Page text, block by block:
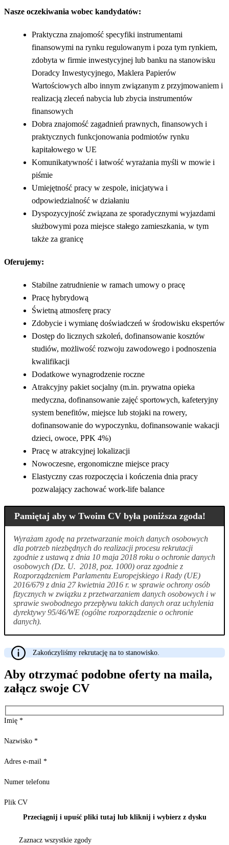
Nasze oczekiwania wobec kandydatów:
Praktyczna znajomość specyfiki instrumentami
finansowymi na rynku regulowanym i poza tym rynkiem,
zdobyta w firmie inwestycyjnej lub banku na stanowisku
Doradcy Inwestycyjnego, Maklera Papierów
Wartościowych albo innym związanym z przyjmowaniem i
realizacją zleceń nabycia lub zbycia instrumentów
finansowych
Dobra znajomość zagadnień prawnych, finansowych i
praktycznych funkcjonowania podmiotów rynku
kapitałowego w UE
Komunikatywność i łatwość wyrażania myśli w mowie i
piśmie
Umiejętność pracy w zespole, inicjatywa i
odpowiedzialność w działaniu
Dyspozycyjność związana ze sporadycznymi wyjazdami
służbowymi poza miejsce stałego zamieszkania, w tym
także za granicę
Oferujemy:
Stabilne zatrudnienie w ramach umowy o pracę
Pracę hybrydową
Świetną atmosferę pracy
Zdobycie i wymianę doświadczeń w środowisku ekspertów
Dostęp do licznych szkoleń, dofinansowanie kosztów
studiów, możliwość rozwoju zawodowego i podnoszenia
kwalifikacji
Dodatkowe wynagrodzenie roczne
Atrakcyjny pakiet socjalny (m.in. prywatna opieka
medyczna, dofinansowanie zajęć sportowych, kafeteryjny
system benefitów, miejsce lub stojaki na rowery,
dofinansowanie do wypoczynku, dofinansowanie wakacji
dzieci, owoce, PPK 4%)
Pracę w atrakcyjnej lokalizacji
Nowoczesne, ergonomiczne miejsce pracy
Elastyczny czas rozpoczęcia i kończenia dnia pracy
pozwalający zachować work-life balance
Pamiętaj aby w Twoim CV była poniższa zgoda!
Wyrażam zgodę na przetwarzanie moich danych osobowych
dla potrzeb niezbędnych do realizacji procesu rekrutacji
zgodnie z ustawą z dnia 10 maja 2018 roku o ochronie danych
osobowych (Dz. U. 2018, poz. 1000) oraz zgodnie z
Rozporządzeniem Parlamentu Europejskiego i Rady (UE)
2016/679 z dnia 27 kwietnia 2016 r. w sprawie ochrony osób
fizycznych w związku z przetwarzaniem danych osobowych i w
sprawie swobodnego przepływu takich danych oraz uchylenia
dyrektywy 95/46/WE (ogólne rozporządzenie o ochronie
danych).
Zakończyliśmy rekrutację na to stanowisko.
Aby otrzymać podobne oferty na maila,
załącz swoje CV
Imię *
Nazwisko *
Adres e-mail *
Numer telefonu
Plik CV
Przeciągnij i upuść pliki tutaj lub kliknij i wybierz z dysku
Zaznacz wszystkie zgody